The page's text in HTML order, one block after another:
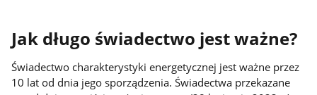
Jak długo świadectwo jest ważne?
Świadectwo charakterystyki energetycznej jest ważne przez
10 lat od dnia jego sporządzenia. Świadectwa przekazane